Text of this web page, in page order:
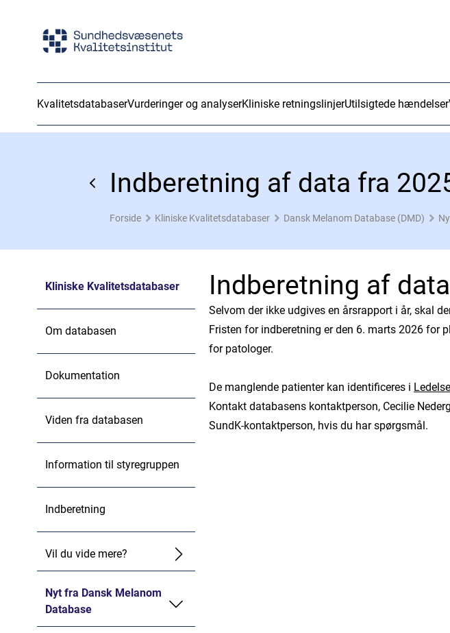
KvalitetsdatabaserVurderinger og analyserKliniske retningslinjerUtilsigtede hændelser
Indberetning af data fra
Forside Kliniske Kvalitetsdatabaser Dansk Melanom Database (DMD)
Kliniske Kvalitetsdatabaser
Om databasen
Dokumentation
Viden fra databasen
Information til styregruppen
Indberetning
Vil du vide mere?
Nyt fra Dansk Melanom
Database
Indberetning af
Selvom der ikke udgives en årsrapport i år, skal
Fristen for indberetning er den 6. marts 2026 for
for patologer.
De manglende patienter kan identificeres i
Kontakt databasens kontaktperson, Cecilie
SundK-kontaktperson, hvis du har spørgsmål.